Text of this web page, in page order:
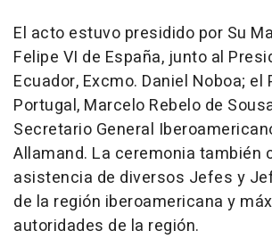
El acto estuvo presidido por Su
Felipe VI de España, junto al
Ecuador, Excmo. Daniel Noboa; el
Portugal, Marcelo Rebelo de
Secretario General
Allamand. La ceremonia también
asistencia de diversos Jefes y
de la región iberoamericana y
autoridades de la región.